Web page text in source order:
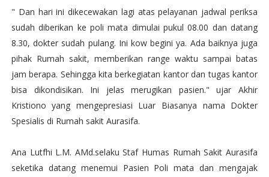
" Dan hari ini dikecewakan lagi atas pelayanan jadwal periksa
sudah diberikan ke poli mata dimulai pukul 08.00 dan datang
8.30, dokter sudah pulang. Ini kow begini ya. Ada baiknya juga
pihak Rumah sakit, memberikan range waktu sampai batas
jam berapa. Sehingga kita berkegiatan kantor dan tugas kantor
bisa dikondisikan. Ini jelas merugikan pasien." ujar Akhir
Kristiono yang mengepresiasi Luar Biasanya nama Dokter
Spesialis di Rumah sakit Aurasifa.
Ana Lutfhi L.M. AMd.selaku Staf Humas Rumah Sakit Aurasifa
seketika datang menemui Pasien Poli mata dan mengajak